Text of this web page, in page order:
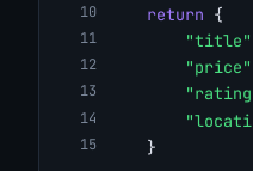
return {
"title"
"price"
    }